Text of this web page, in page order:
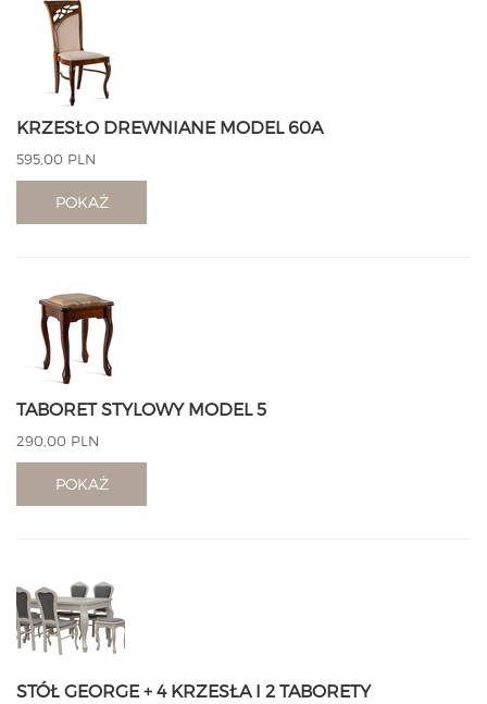
KRZESŁO DREWNIANE MODEL 60A
595,00 PLN
POKAŻ
TABORET STYLOWY MODEL 5
290,00 PLN
POKAŻ
STÓŁ GEORGE + 4 KRZESŁA I 2 TABORETY